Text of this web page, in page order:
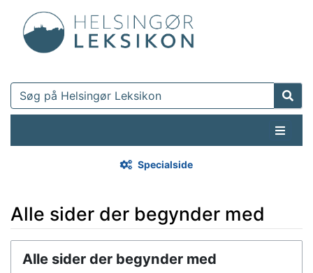
Specialside
Alle sider der begynder med
Alle sider der begynder med